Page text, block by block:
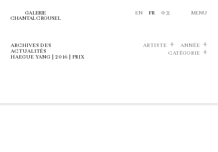
GALERIE
CHANTAL CROUSEL
EN FR 中文 MENU
ARCHIVES DES
ACTUALITÉS
HAEGUE YANG | 2016 | PRIX
ARTISTE
ANNÉE
CATÉGORIE